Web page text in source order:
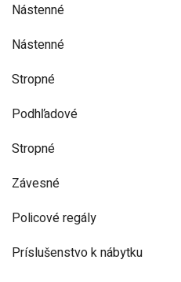
Nástenné
Nástenné
Stropné
Podhľadové
Stropné
Závesné
Policové regály
Príslušenstvo k nábytku